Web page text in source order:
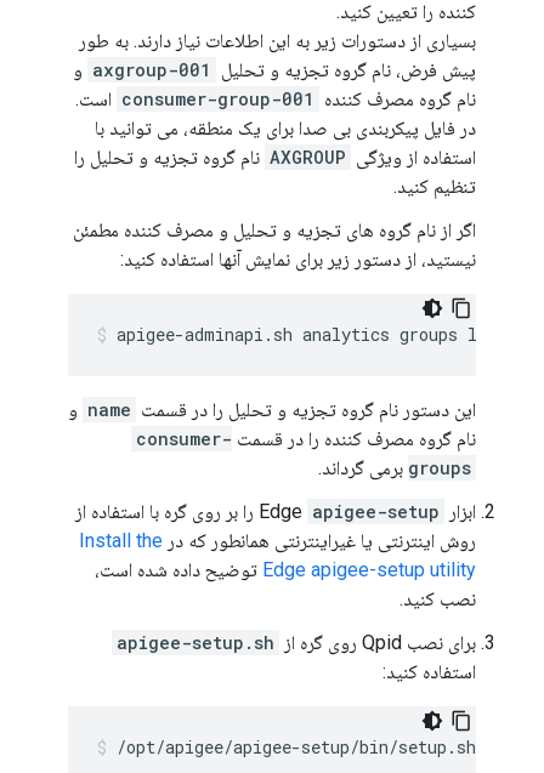
کننده را تعیین کنید.
بسیاری از دستورات زیر به این اطلاعات نیاز دارند. به طور
پیش فرض، نام گروه تجزیه و تحلیل
axgroup-001 و
نام گروه مصرف کننده
consumer-group-001 است.
در فایل پیکربندی بی صدا برای یک منطقه، می توانید با
استفاده از ویژگی AXGROUP نام گروه تجزیه و تحلیل را
تنظیم کنید.
اگر از نام گروه های تجزیه و تحلیل و مصرف کننده مطمئن
نیستید، از دستور زیر برای نمایش آنها استفاده کنید:
apigee-adminapi.sh analytics groups list --
این دستور نام گروه تجزیه و تحلیل را در قسمت name و
نام گروه مصرف کننده را در قسمت consumer-
groups برمی گرداند.
ابزار Edge
apigee-setup
را بر روی گره با استفاده از
روش اینترنتی یا غیراینترنتی همانطور که در Install the
Edge apigee-setup utility توضیح داده شده است،
نصب کنید.
برای نصب Qpid روی گره از
apigee-setup.sh
استفاده کنید:
/opt/apigee/apigee-setup/bin/setup.sh -p